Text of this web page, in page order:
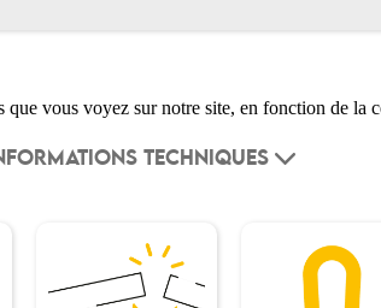
vous voyez sur notre site, en fonction de la
TECHNIQUES